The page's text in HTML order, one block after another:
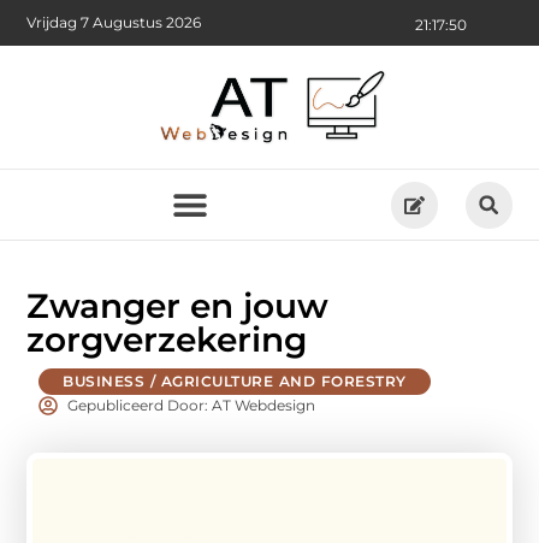
21:17:51
Vrijdag 7 Augustus 2026
Zwanger en jouw
zorgverzekering
BUSINESS / AGRICULTURE AND FORESTRY
Gepubliceerd Door: AT Webdesign